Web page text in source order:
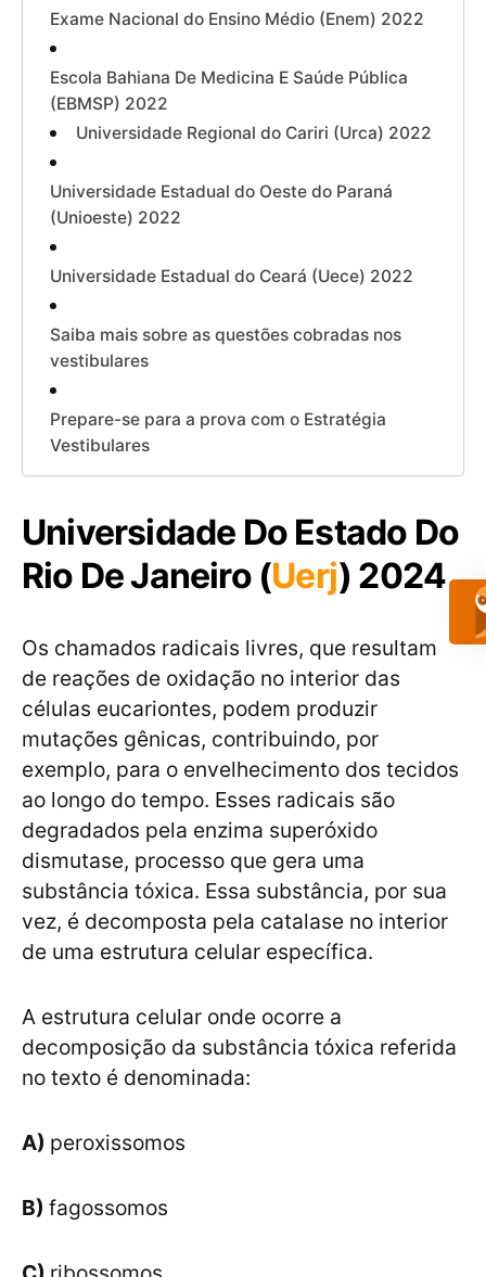
Exame Nacional do Ensino Médio (Enem) 2022
Escola Bahiana De Medicina E Saúde Pública
(EBMSP) 2022
Universidade Regional do Cariri (Urca) 2022
Universidade Estadual do Oeste do Paraná
(Unioeste) 2022
Universidade Estadual do Ceará (Uece) 2022
Saiba mais sobre as questões cobradas nos
vestibulares
Prepare-se para a prova com o Estratégia
Vestibulares
Universidade Do Estado Do
Rio De Janeiro (Uerj) 2024
Os chamados radicais livres, que resultam
de reações de oxidação no interior das
células eucariontes, podem produzir
mutações gênicas, contribuindo, por
exemplo, para o envelhecimento dos tecidos
ao longo do tempo. Esses radicais são
degradados pela enzima superóxido
dismutase, processo que gera uma
substância tóxica. Essa substância, por sua
vez, é decomposta pela catalase no interior
de uma estrutura celular específica.
A estrutura celular onde ocorre a
decomposição da substância tóxica referida
no texto é denominada:
A) peroxissomos
B) fagossomos